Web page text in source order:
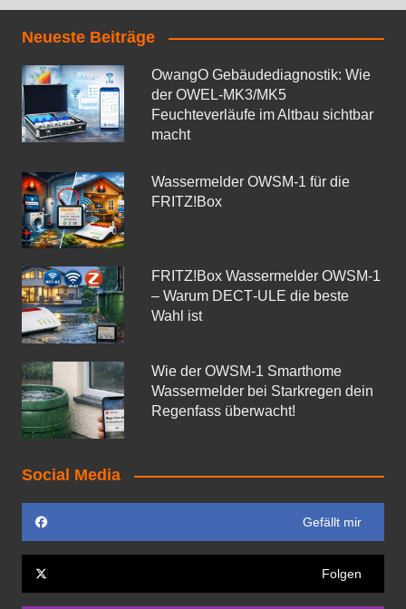
Neueste Beiträge
OwangO Gebäudediagnostik: Wie
der OWEL‑MK3/MK5
Feuchteverläufe im Altbau sichtbar
macht
Wassermelder OWSM‑1 für die
FRITZ!Box
FRITZ!Box Wassermelder OWSM-1
– Warum DECT‑ULE die beste
Wahl ist
Wie der OWSM‑1 Smarthome
Wassermelder bei Starkregen dein
Regenfass überwacht!
Social Media
Gefällt mir
Folgen